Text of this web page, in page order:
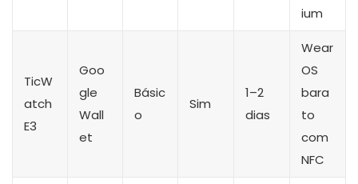
ium
TicW
atch
E3
Goo
gle
Wall
et
Básic
o
Sim
1–2
dias
Wear
OS
bara
to
com
NFC